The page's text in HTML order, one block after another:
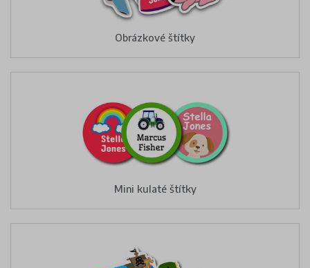
Obrázkové štítky
Mini kulaté štítky